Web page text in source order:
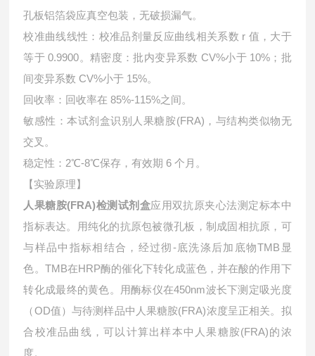
孔板铝箔袋应真空包装，无破损漏气。
校准曲线线性：校准品剂量反应曲线相关系数 r 值，大于
等于 0.9900。精密度：批内变异系数 CV%小于 10%；批
间变异系数 CV%小于 15%。
回收率：回收率在 85%-115%之间。
敏感性：本试剂盒识别人果糖胺(FRA)，与结构类似物无
交叉。
稳定性：2℃-8℃保存，有效期 6 个月。
【实验原理】
人果糖胺(FRA)检测试剂盒应用双抗原夹心法测定标本中
指标表达。用纯化的抗原包被微孔板，制成固相抗原，可
与样品中指标相结合，经过彻-底洗涤后加底物TMB显
色。TMB在HRP酶的催化下转化成蓝色，并在酸的作用下
转化成最终的黄色。用酶标仪在450nm波长下测定吸光度
（OD值）与待测样品中 人果糖胺(FRA)浓度呈正相关。拟
合校准品曲线，可以计算出样本中 人果糖胺(FRA)的浓
度。